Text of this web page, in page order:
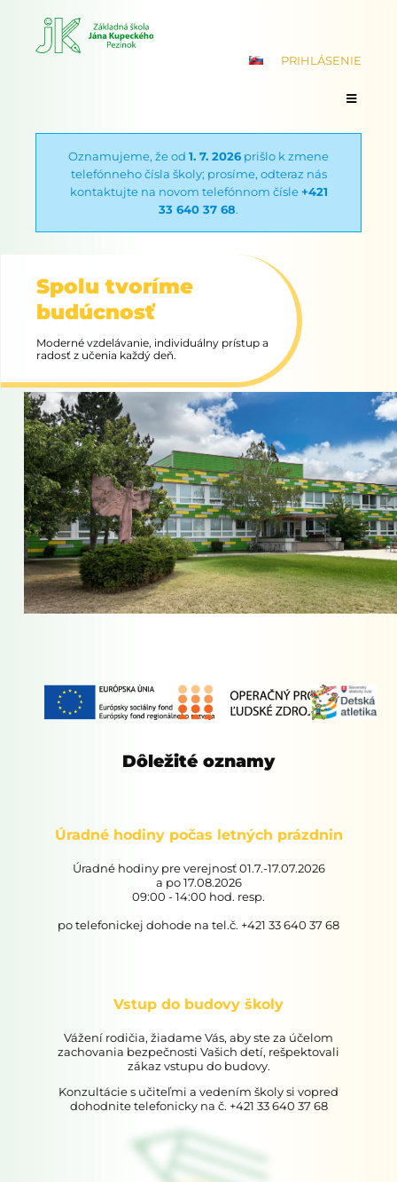
PRIHLÁSENIE
Oznamujeme, že od 1. 7. 2026 prišlo k zmene
telefónneho čísla školy; prosíme, odteraz nás
kontaktujte na novom telefónnom čísle+421
33 640 37 68.
Spolu tvoríme
budúcnosť
Moderné vzdelávanie, individuálny prístup a
radosť z učenia každý deň.
Dôležité oznamy
Úradné hodiny počas letných prázdnin
Úradné hodiny pre verejnosť 01.7.-17.07.2026
a po 17.08.2026
09:00 - 14:00 hod. resp.
po telefonickej dohode na tel.č. +421 33 640 37 68
Vstup do budovy školy
Vážení rodičia, žiadame Vás, aby ste za účelom
zachovania bezpečnosti Vašich detí, rešpektovali
zákaz vstupu do budovy.
Konzultácie s učiteľmi a vedením školy si vopred
dohodnite telefonicky na č. +421 33 640 37 68